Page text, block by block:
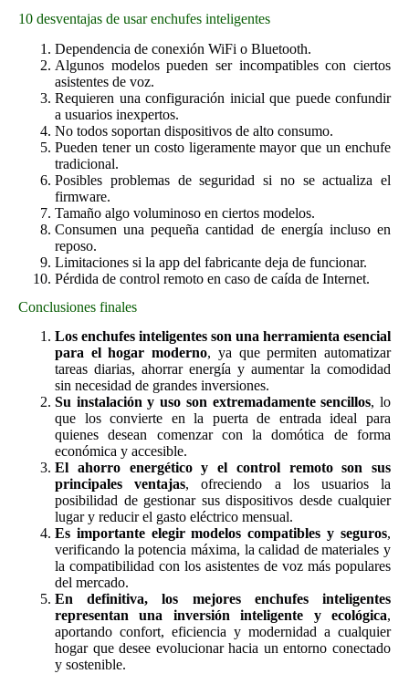
10 desventajas de usar enchufes inteligentes
Dependencia de conexión WiFi o Bluetooth.
Algunos modelos pueden ser incompatibles con ciertos
asistentes de voz.
Requieren una configuración inicial que puede confundir
a usuarios inexpertos.
No todos soportan dispositivos de alto consumo.
Pueden tener un costo ligeramente mayor que un enchufe
tradicional.
Posibles problemas de seguridad si no se actualiza el
firmware.
Tamaño algo voluminoso en ciertos modelos.
Consumen una pequeña cantidad de energía incluso en
reposo.
Limitaciones si la app del fabricante deja de funcionar.
Pérdida de control remoto en caso de caída de Internet.
Conclusiones finales
Los enchufes inteligentes son una herramienta esencial
para el hogar moderno, ya que permiten automatizar
tareas diarias, ahorrar energía y aumentar la comodidad
sin necesidad de grandes inversiones.
Su instalación y uso son extremadamente sencillos, lo
que los convierte en la puerta de entrada ideal para
quienes desean comenzar con la domótica de forma
económica y accesible.
El ahorro energético y el control remoto son sus
principales ventajas, ofreciendo a los usuarios la
posibilidad de gestionar sus dispositivos desde cualquier
lugar y reducir el gasto eléctrico mensual.
Es importante elegir modelos compatibles y seguros,
verificando la potencia máxima, la calidad de materiales y
la compatibilidad con los asistentes de voz más populares
del mercado.
En definitiva, los mejores enchufes inteligentes
representan una inversión inteligente y ecológica,
aportando confort, eficiencia y modernidad a cualquier
hogar que desee evolucionar hacia un entorno conectado
y sostenible.